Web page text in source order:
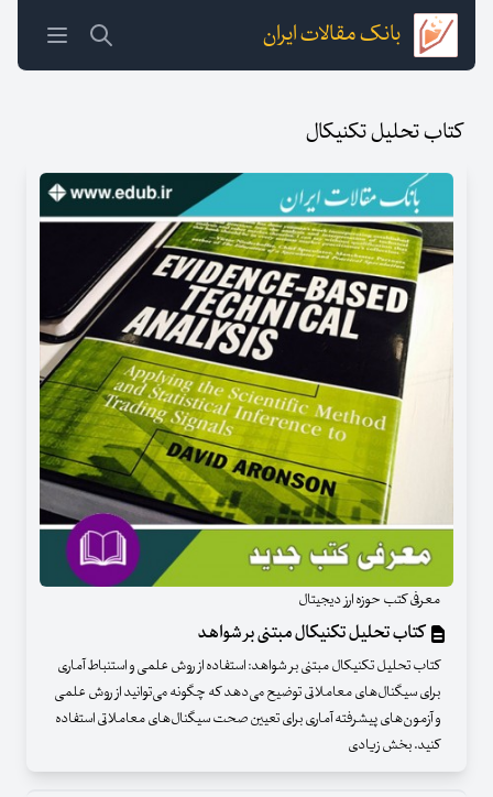
بانک مقالات ایران
کتاب تحلیل تکنیکال
معرفی کتب حوزه ارز دیجیتال
کتاب تحلیل تکنیکال مبتنی بر شواهد
کتاب تحلیل تکنیکال مبتنی بر شواهد: استفاده از روش علمی و استنباط آماری
برای سیگنال‌های معاملاتی توضیح می‌دهد که چگونه می‌توانید از روش علمی
و آزمون‌های پیشرفته آماری برای تعیین صحت سیگنال‌های معاملاتی استفاده
کنید. بخش زیادی